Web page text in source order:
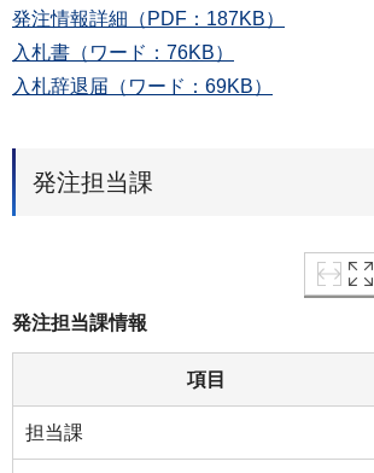
発注情報詳細（PDF：187KB）
入札書（ワード：76KB）
入札辞退届（ワード：69KB）
発注担当課
発注担当課情報
項目
担当課